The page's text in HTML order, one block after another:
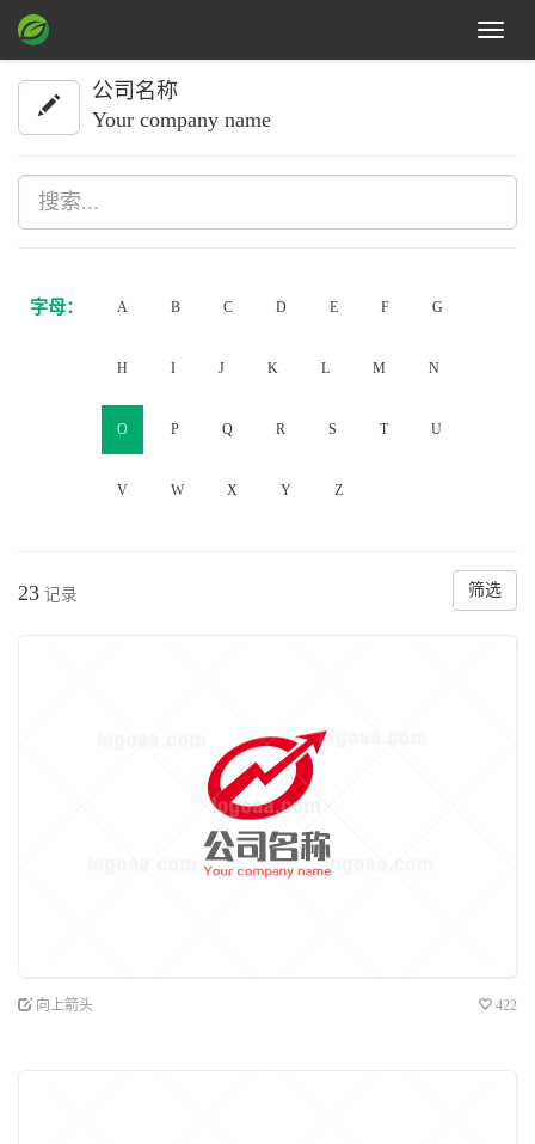
Toggle
公司名称
Your company name
字母： A B C D E F G
H I J K L M N
O P Q R S T U
V W X Y Z
23 记录 筛选
向上箭头 422